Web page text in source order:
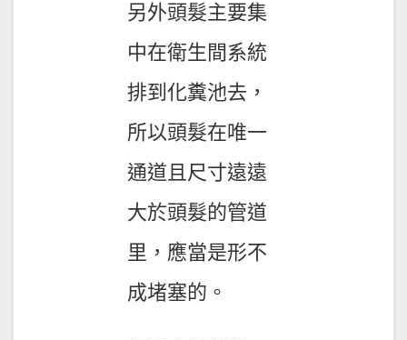
另外頭髮主要集
中在衛生間系統
排到化糞池去，
所以頭髮在唯一
通道且尺寸遠遠
大於頭髮的管道
里，應當是形不
成堵塞的。